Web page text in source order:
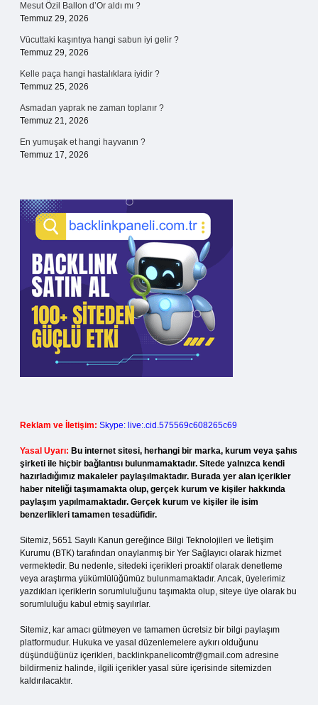
Mesut Özil Ballon d’Or aldı mı ?
Temmuz 29, 2026
Vücuttaki kaşıntıya hangi sabun iyi gelir ?
Temmuz 29, 2026
Kelle paça hangi hastalıklara iyidir ?
Temmuz 25, 2026
Asmadan yaprak ne zaman toplanır ?
Temmuz 21, 2026
En yumuşak et hangi hayvanın ?
Temmuz 17, 2026
Reklam ve İletişim: Skype: live:.cid.575569c608265c69
Yasal Uyarı: Bu internet sitesi, herhangi bir marka, kurum veya şahıs
şirketi ile hiçbir bağlantısı bulunmamaktadır. Sitede yalnızca kendi
hazırladığımız makaleler paylaşılmaktadır. Burada yer alan içerikler
haber niteliği taşımamakta olup, gerçek kurum ve kişiler hakkında
paylaşım yapılmamaktadır. Gerçek kurum ve kişiler ile isim
benzerlikleri tamamen tesadüfidir.
Sitemiz, 5651 Sayılı Kanun gereğince Bilgi Teknolojileri ve İletişim
Kurumu (BTK) tarafından onaylanmış bir Yer Sağlayıcı olarak hizmet
vermektedir. Bu nedenle, sitedeki içerikleri proaktif olarak denetleme
veya araştırma yükümlülüğümüz bulunmamaktadır. Ancak, üyelerimiz
yazdıkları içeriklerin sorumluluğunu taşımakta olup, siteye üye olarak bu
sorumluluğu kabul etmiş sayılırlar.
Sitemiz, kar amacı gütmeyen ve tamamen ücretsiz bir bilgi paylaşım
platformudur. Hukuka ve yasal düzenlemelere aykırı olduğunu
düşündüğünüz içerikleri, backlinkpanelicomtr@gmail.com adresine
bildirmeniz halinde, ilgili içerikler yasal süre içerisinde sitemizden
kaldırılacaktır.